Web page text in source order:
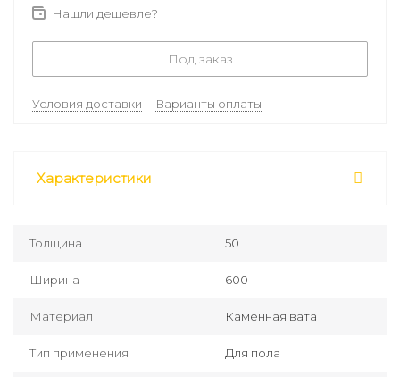
Нашли дешевле?
Под заказ
Условия доставки Варианты оплаты
Характеристики
Толщина 50
Ширина 600
Материал Каменная вата
Тип применения Для пола